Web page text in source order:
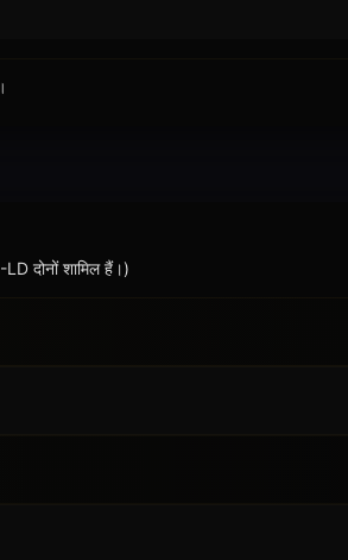
दोनों शामिल हैं।)